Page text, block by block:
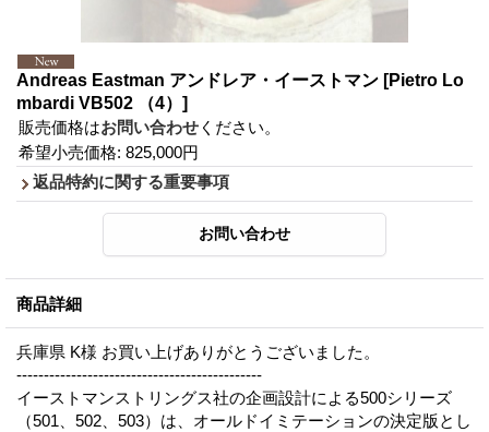
Andreas Eastman アンドレア・イーストマン [Pietro Lo
mbardi VB502 （4）]
販売価格はお問い合わせ ください。
希望小売価格: 825,000円
返品特約に関する重要事項
商品詳細
兵庫県 K様 お買い上げありがとうございました。
---------------------------------------------
イーストマンストリングス社の企画設計による500シリーズ
（501、502、503）は、オールドイミテーションの決定版とし